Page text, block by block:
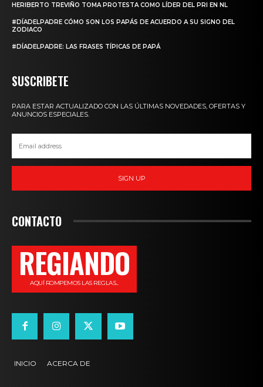
HERIBERTO TREVIÑO TOMA PROTESTA COMO LÍDER DEL PRI EN NL
#DÍADELPADRE CÓMO SON LOS PAPÁS DE ACUERDO A SU SIGNO DEL
ZODIACO
#DÍADELPADRE: LAS FRASES TÍPICAS DE PAPÁ
SUSCRIBETE
PARA ESTAR ACTUALIZADO CON LAS ÚLTIMAS NOVEDADES, OFERTAS Y
ANUNCIOS ESPECIALES.
SIGN UP
CONTACTO
REGIANDO
AQUÍ ROMPEMOS LAS REGLAS...
INICIO ACERCA DE